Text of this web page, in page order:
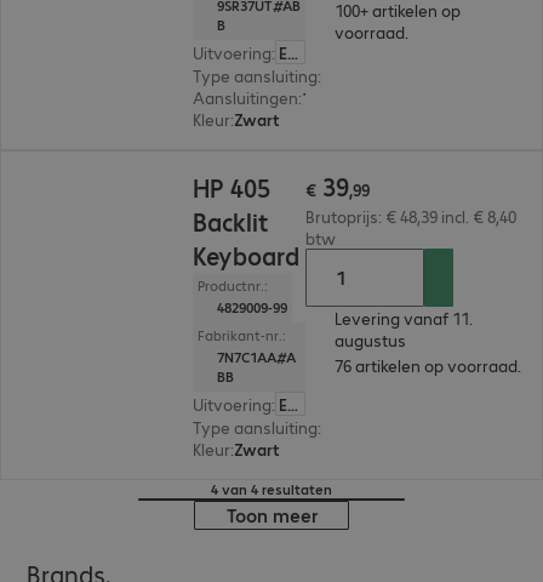
9SR37UT#AB
B
Uitvoering: Europa (Engels)
Type aansluiting:
Aansluitingen:
Kleur:Zwart
100+ artikelen op
voorraad.
HP 405
Backlit
Keyboard
Productnr.:
4829009-99
Fabrikant-nr.:
7N7C1AA#A
BB
Uitvoering: Europa (Engels)
Type aansluiting:
Kleur:Zwart
€ 39,99
Brutoprijs: € 48,39 incl. € 8,40
btw
Levering vanaf 11.
augustus
76 artikelen op voorraad.
4 van 4 resultaten
Toon meer
Brands.